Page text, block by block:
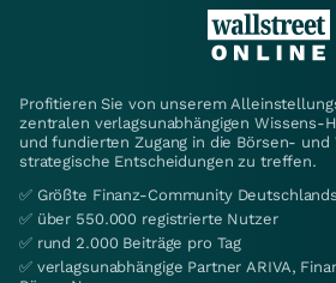
Profitieren Sie von unserem
zentralen verlagsunabhängigen Wissens-
und fundierten Zugang in die Börsen-
strategische Entscheidungen zu treffen.
✅ Größte Finanz-Community Deutschlands
✅ über 550.000 registrierte Nutzer
✅ rund 2.000 Beiträge pro Tag
✅ verlagsunabhängige Partner ARIVA,